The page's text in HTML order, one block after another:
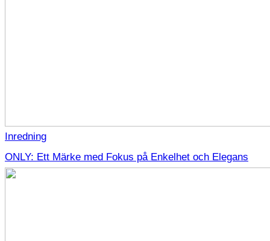
Inredning
ONLY: Ett Märke med Fokus på Enkelhet och Elegans